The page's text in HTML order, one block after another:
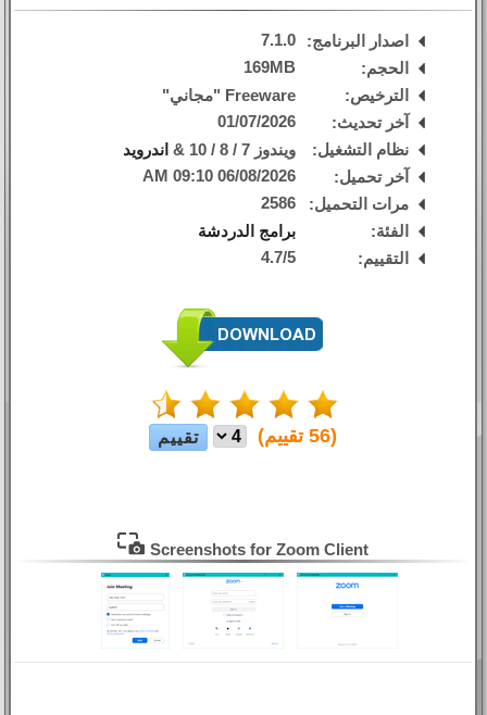
اصدار البرنامج:
7.1.0
الحجم:
169MB
الترخيص:
Freeware "مجاني"
آخر تحديث:
01/07/2026
نظام التشغيل:
ويندوز 7 / 8 / 10 &
اندرويد
آخر تحميل:
06/08/2026 09:10 AM
مرات التحميل:
2586
الفئة:
برامج الدردشة
التقييم:
4.7/5
(
56 تقييم)
Screenshots for Zoom Client